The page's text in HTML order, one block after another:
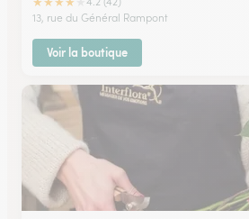
13, rue du Général Rampont
Voir la boutique